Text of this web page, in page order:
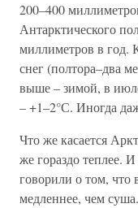
200–400
Антарктического
миллиметров в год.
снег (полтора–два
выше – зимой, в
– +1–2°С. Иногда
Что же касается
же гораздо
говорили о том, что
медленнее, чем